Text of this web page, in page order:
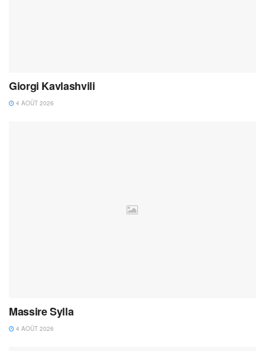
Giorgi Kavlashvili
4 AOÛT 2026
Massire Sylla
4 AOÛT 2026